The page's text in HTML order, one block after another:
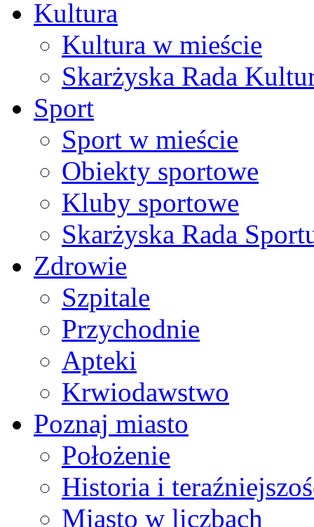
Kultura
Kultura w mieście
Skarżyska Rada
Sport
Sport w mieście
Obiekty sportowe
Kluby sportowe
Skarżyska Rada
Zdrowie
Szpitale
Przychodnie
Apteki
Krwiodawstwo
Poznaj miasto
Położenie
Historia i
Miasto w liczbach